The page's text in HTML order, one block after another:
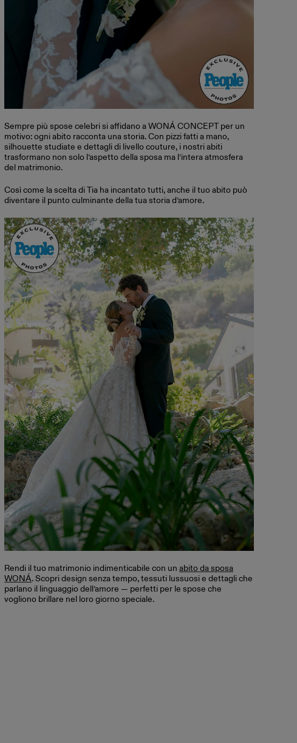
Sempre più spose celebri si affidano a WONÁ CONCEPT per un
motivo: ogni abito racconta una storia. Con pizzi fatti a mano,
silhouette studiate e dettagli di livello couture, i nostri abiti
trasformano non solo l’aspetto della sposa ma l’intera atmosfera
del matrimonio.
Così come la scelta di Tia ha incantato tutti, anche il tuo abito può
diventare il punto culminante della tua storia d’amore.
Rendi il tuo matrimonio indimenticabile con un abito da sposa
WONÁ. Scopri design senza tempo, tessuti lussuosi e dettagli che
parlano il linguaggio dell’amore — perfetti per le spose che
vogliono brillare nel loro giorno speciale.